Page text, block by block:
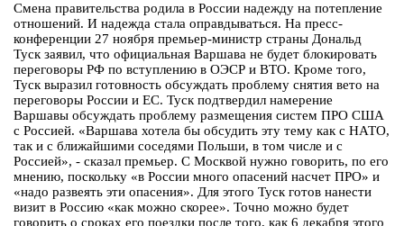
Смена правительства родила в России надежду на потепление
отношений. И надежда стала оправдываться. На пресс-
конференции 27 ноября премьер-министр страны Дональд
Туск заявил, что официальная Варшава не будет блокировать
переговоры РФ по вступлению в ОЭСР и ВТО. Кроме того,
Туск выразил готовность обсуждать проблему снятия вето на
переговоры России и ЕС. Туск подтвердил намерение
Варшавы обсуждать проблему размещения систем ПРО США
с Россией. «Варшава хотела бы обсудить эту тему как с НАТО,
так и с ближайшими соседями Польши, в том числе и с
Россией», - сказал премьер. С Москвой нужно говорить, по его
мнению, поскольку «в России много опасений насчет ПРО» и
«надо развеять эти опасения». Для этого Туск готов нанести
визит в Россию «как можно скорее». Точно можно будет
говорить о сроках его поездки после того, как 6 декабря этого